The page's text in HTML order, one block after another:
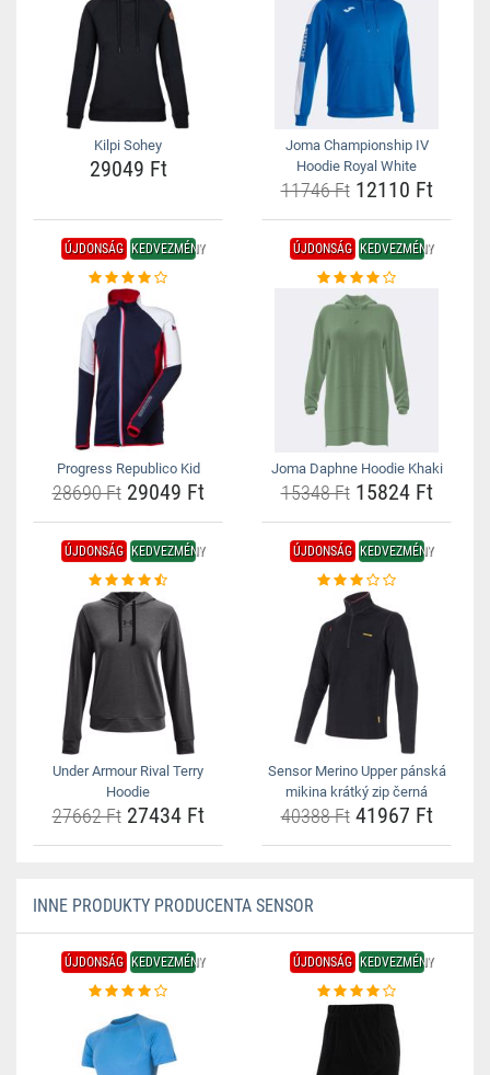
Kilpi Sohey
29049 Ft
Joma Championship IV
Hoodie Royal White
11746 Ft12110 Ft
ÚJDONSÁG KEDVEZMÉNY
Progress Republico Kid
28690 Ft29049 Ft
ÚJDONSÁG KEDVEZMÉNY
Joma Daphne Hoodie Khaki
15348 Ft15824 Ft
ÚJDONSÁG KEDVEZMÉNY
Under Armour Rival Terry
Hoodie
27662 Ft27434 Ft
ÚJDONSÁG KEDVEZMÉNY
Sensor Merino Upper pánská
mikina krátký zip černá
40388 Ft41967 Ft
INNE PRODUKTY PRODUCENTA SENSOR
ÚJDONSÁG KEDVEZMÉNY ÚJDONSÁG KEDVEZMÉNY